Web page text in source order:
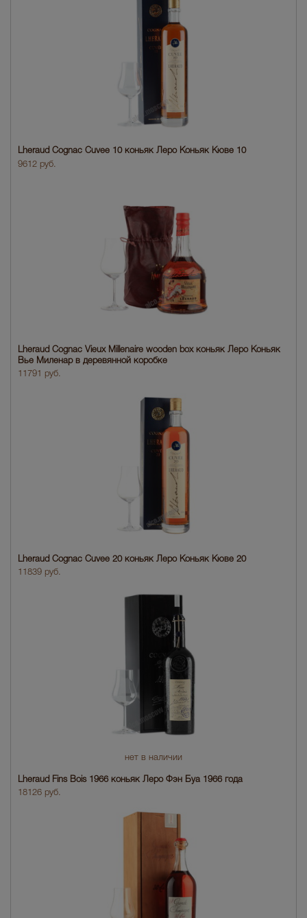
Lheraud Cognac Cuvee 10 коньяк Леро Коньяк Кюве 10
9612 руб.
Lheraud Cognac Vieux Millenaire wooden box коньяк Леро Коньяк
Вье Миленар в деревянной коробке
11791 руб.
Lheraud Cognac Cuvee 20 коньяк Леро Коньяк Кюве 20
11839 руб.
нет в наличии
Lheraud Fins Bois 1966 коньяк Леро Фэн Буа 1966 года
18126 руб.